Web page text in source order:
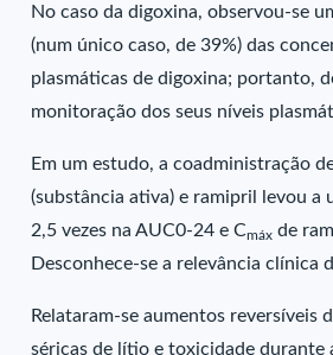
No caso da digoxina, observou-se
(num único caso, de 39%) das
plasmáticas de digoxina; portanto,
monitoração dos seus níveis
Em um estudo, a coadministração
(substância ativa) e ramipril levou a
2,5 vezes na AUC0-24 e Cmáx de
Desconhece-se a relevância clínica
Relataram-se aumentos reversíveis
séricas de lítio e toxicidade durante